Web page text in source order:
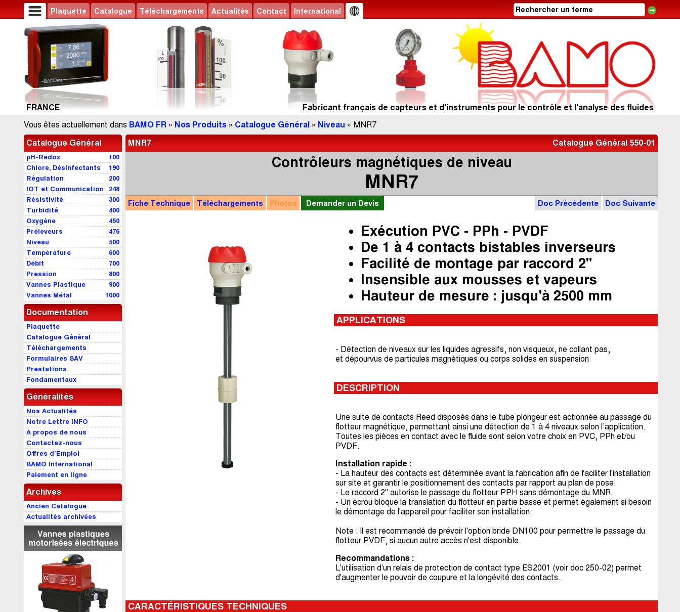
Plaquette Catalogue Téléchargements Actualités Contact International
FRANCE
Fabricant français de capteurs et d’instruments pour le contrôle et l’analyse des fluides
Vous êtes actuellement dans BAMO FR » Nos Produits » Catalogue Général » Niveau » MNR7
Catalogue Général
100
pH-Redox
190
Chlore, Désinfectants
200
Régulation
248
IOT et Communication
300
Résistivité
400
Turbidité
450
Oxygène
476
Préleveurs
500
Niveau
600
Température
700
Débit
800
Pression
900
Vannes Plastique
1000
Vannes Métal
Documentation
Plaquette
Catalogue Général
Téléchargements
Formulaires SAV
Prestations
Fondamentaux
Généralités
Nos Actualités
Notre Lettre INFO
À propos de nous
Contactez-nous
Offres d’Emploi
BAMO International
Paiement en ligne
Archives
Ancien Catalogue
Actualités archivées
Catalogue Général 550-01
MNR7
Contrôleurs magnétiques de niveau
MNR7
Doc Précédente Doc Suivante
Fiche Technique Téléchargements Photos Demander un Devis
Exécution PVC - PPh - PVDF
De 1 à 4 contacts bistables inverseurs
Facilité de montage par raccord 2"
Insensible aux mousses et vapeurs
Hauteur de mesure : jusqu'à 2500 mm
APPLICATIONS
- Détection de niveaux sur les liquides agressifs, non visqueux, ne collant pas,
et dépourvus de particules magnétiques ou corps solides en suspension
DESCRIPTION
Une suite de contacts Reed disposés dans le tube plongeur est actionnée au passage du
flotteur magnétique, permettant ainsi une détection de 1 à 4 niveaux selon l’application.
Toutes les pièces en contact avec le fluide sont selon votre choix en PVC, PPh et/ou
PVDF.
Installation rapide :
- La hauteur des contacts est déterminée avant la fabrication afin de faciliter l'installation
sur site et garantir le positionnement des contacts par rapport au plan de pose.
- Le raccord 2" autorise le passage du flotteur PPH sans démontage du MNR.
- Un écrou bloque la translation du flotteur en partie basse et permet également si besoin
le démontage de l'appareil pour faciliter son installation.
Note : Il est recommandé de prévoir l'option bride DN100 pour permettre le passage du
flotteur PVDF, si aucun autre accès n'est disponible.
Recommandations :
L'utilisation d'un relais de protection de contact type ES2001 (voir doc 250-02) permet
d'augmenter le pouvoir de coupure et la longévité des contacts.
CARACTÉRISTIQUES TECHNIQUES